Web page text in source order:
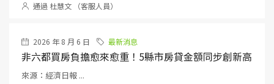
通過 杜慧文 （客服人員）
2026 年 8 月 6 日 最新消息
非六都買房負擔愈來愈重！5縣市房貸金額同步創新高
來源：經濟日報 ...